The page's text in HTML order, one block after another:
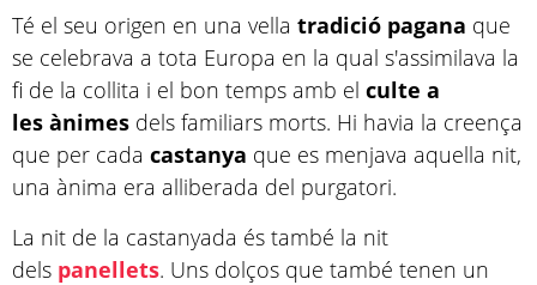
Té el seu origen en una vella tradició pagana que
se celebrava a tota Europa en la qual s'assimilava la
fi de la collita i el bon temps amb el culte a
les ànimes dels familiars morts. Hi havia la creença
que per cada castanya que es menjava aquella nit,
una ànima era alliberada del purgatori.
La nit de la castanyada és també la nit
dels panellets. Uns dolços que també tenen un